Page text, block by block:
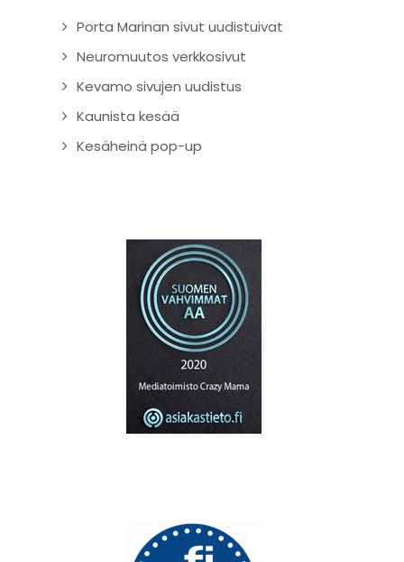
Porta Marinan sivut uudistuivat
Neuromuutos verkkosivut
Kevamo sivujen uudistus
Kaunista kesää
Kesäheinä pop-up